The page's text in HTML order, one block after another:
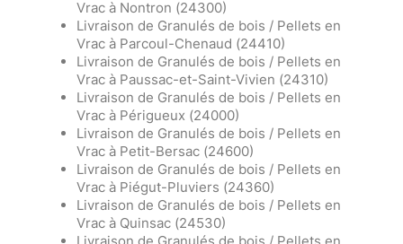
Vrac à Nontron (24300)
Livraison de Granulés de bois / Pellets en
Vrac à Parcoul-Chenaud (24410)
Livraison de Granulés de bois / Pellets en
Vrac à Paussac-et-Saint-Vivien (24310)
Livraison de Granulés de bois / Pellets en
Vrac à Périgueux (24000)
Livraison de Granulés de bois / Pellets en
Vrac à Petit-Bersac (24600)
Livraison de Granulés de bois / Pellets en
Vrac à Piégut-Pluviers (24360)
Livraison de Granulés de bois / Pellets en
Vrac à Quinsac (24530)